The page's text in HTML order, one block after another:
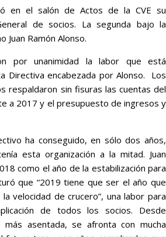
en el salón de Actos de la CVE su
de socios. La segunda bajo la
Juan Ramón Alonso.
por unanimidad la labor que está
Directiva encabezada por Alonso. Los
respaldaron sin fisuras las cuentas del
a 2017 y el presupuesto de ingresos y
ha conseguido, en sólo dos años,
esta organización a la mitad. Juan
como el año de la estabilización para
que “2019 tiene que ser el año que
la velocidad de crucero”, una labor para
de todos los socios. Desde
más asentada, se afronta con mucha